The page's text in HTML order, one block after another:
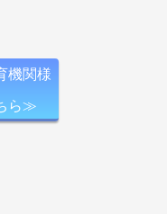
機関様
ら≫